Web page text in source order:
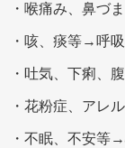
・喉痛み、鼻づ
・咳、痰等→呼
・吐気、下痢、
・花粉症、アレ
・不眠、不安等